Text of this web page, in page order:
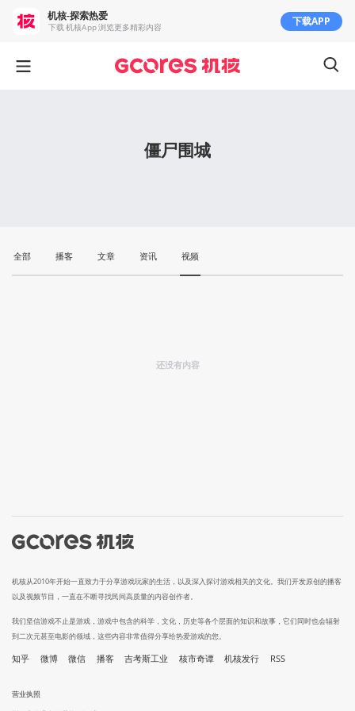
僵尸围城
全部 播客 文章 资讯 视频
还没有内容
机核从2010年开始一直致力于分享游戏玩家的生活，以及深入探讨游戏相关的文化。我们开发原创的播客
以及视频节目，一直在不断寻找民间高质量的内容创作者。
我们坚信游戏不止是游戏，游戏中包含的科学，文化，历史等各个层面的知识和故事，它们同时也会辐射
到二次元甚至电影的领域，这些内容非常值得分享给热爱游戏的您。
知乎 微博 微信 播客 吉考斯工业 核市奇谭 机核发行 RSS
营业执照
机核-探索热爱
下载 机核App 浏览更多精彩内容 下载APP